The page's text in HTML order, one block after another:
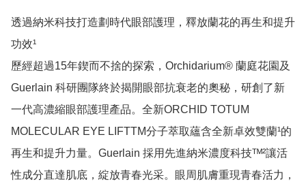
透過納米科技打造劃時代眼部護理，釋放蘭花的再生和提升
功效¹
歷經超過15年鍥而不捨的探索，Orchidarium® 蘭庭花園及
Guerlain 科研團隊終於揭開眼部抗衰老的奧秘，研創了新
一代高濃縮眼部護理產品。全新ORCHID TOTUM
MOLECULAR EYE LIFTTM分子萃取蘊含全新卓效雙蘭¹的
再生和提升力量。Guerlain 採用先進納米濃度科技ᵀᴹ²讓活
性成分直達肌底，綻放青春光采。眼周肌膚重現青春活力，